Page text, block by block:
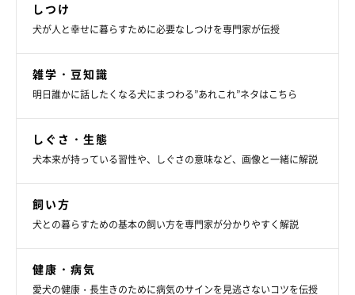
しつけ
犬が人と幸せに暮らすために必要なしつけを専門家が伝授
雑学・豆知識
明日誰かに話したくなる犬にまつわる”あれこれ”ネタはこちら
しぐさ・生態
犬本来が持っている習性や、しぐさの意味など、画像と一緒に解説
飼い方
犬との暮らすための基本の飼い方を専門家が分かりやすく解説
健康・病気
愛犬の健康・長生きのために病気のサインを見逃さないコツを伝授